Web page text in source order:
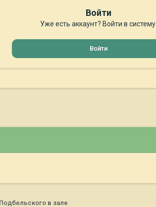
Войти
Уже есть аккаунт? Войти в систему.
Войти
в зале